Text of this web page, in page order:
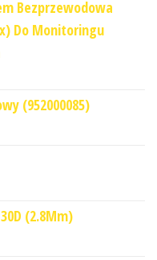
Bezprzewodowa
Do Monitoringu
(952000085)
(2.8Mm)